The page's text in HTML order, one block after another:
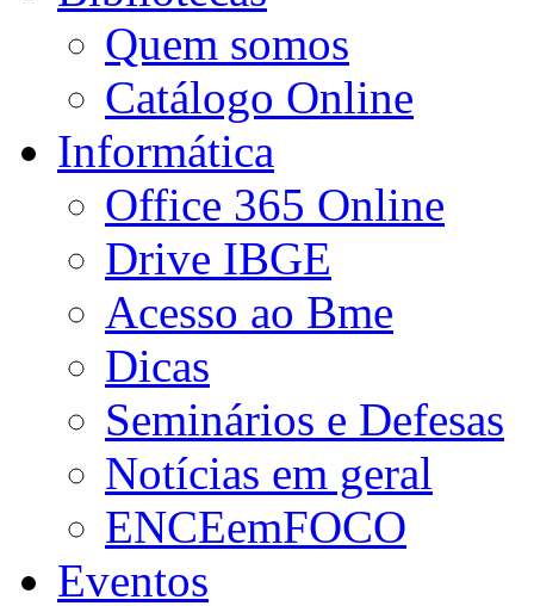
Quem somos
Catálogo Online
Informática
Office 365 Online
Drive IBGE
Acesso ao Bme
Dicas
Seminários e Defesas
Notícias em geral
ENCEemFOCO
Eventos